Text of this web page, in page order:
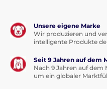
Unsere eigene Marke
Wir produzieren und
intelligente Produkte
Seit 9 Jahren auf dem
Nach 9 Jahren auf
um ein globaler